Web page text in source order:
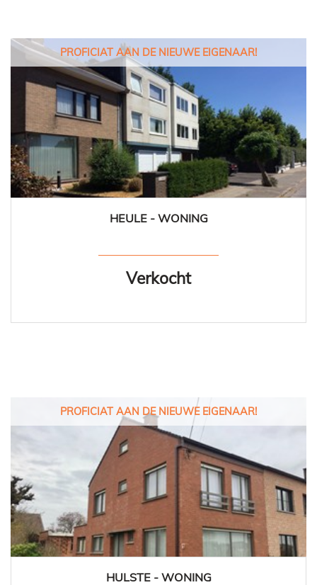
PROFICIAT AAN DE NIEUWE EIGENAAR!
169 m² 5 1
HEULE - WONING
Verkocht
PROFICIAT AAN DE NIEUWE EIGENAAR!
152 m² 3 1
HULSTE - WONING